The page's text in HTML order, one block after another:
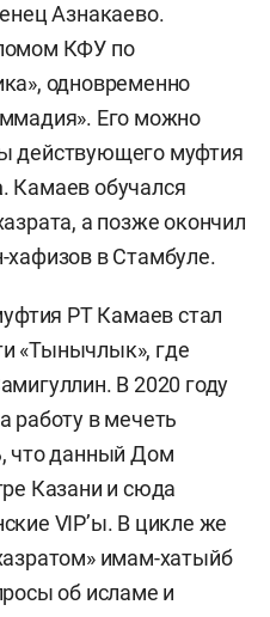
Азнакаево.
КФУ по
одновременно
Его можно
действующего муфтия
. Камаев обучался
а позже окончил
хафизов в Стамбуле.
РТ Камаев стал
«Тынычлык», где
В 2020 году
работу в мечеть
что данный Дом
Казани и сюда
VIP’ы. В цикле же
имам-хатыйб
об исламе и